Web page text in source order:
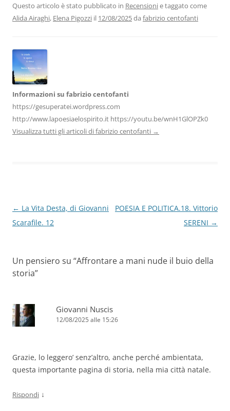
b
o
o
k
dI
n
A
p
a
m
vi
di
Questo articolo è stato pubblicato in Recensionie taggato come
Alida Airaghi, Elena Pigozzi il 12/08/2025da fabrizio centofanti
Informazioni su fabrizio centofanti
https://gesuperatei.wordpress.com
http://www.lapoesiaelospirito.it https://youtu.be/wnH1GlOPZk0
Visualizza tutti gli articoli di fabrizio centofanti →
Navigazione
articolo
← La Vita Desta, di Giovanni
Scarafile. 12
POESIA E POLITICA.18. Vittorio
SERENI →
Un pensiero su “Affrontare a mani nude il buio della
storia”
Giovanni Nuscis
12/08/2025 alle 15:26
Grazie, lo leggero’ senz’altro, anche perché ambientata,
questa importante pagina di storia, nella mia città natale.
Rispondi ↓